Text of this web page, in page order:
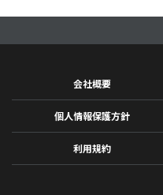
会社概要
個人情報保護方針
利用規約